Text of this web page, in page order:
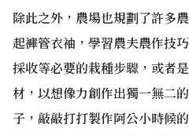
除此之外，農場也規劃了許多
起褲管衣袖，學習農夫農作技
採收等必要的栽種步驟，或者
材，以想像力創作出獨一無二
子，敲敲打打製作阿公小時候